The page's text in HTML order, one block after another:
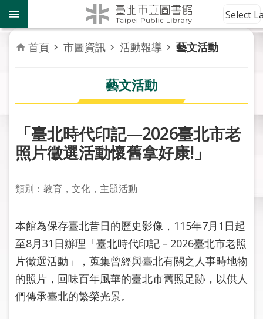
跳到主要內容區塊
到
館
資
訊
者
務
活
報
導
關
於
市
圖
線
Select
首頁 市圖資訊 活動報導 藝文活動
藝文活動
「臺北時代印記—2026臺北市老
照片徵選活動懷舊拿好康!」
類別：教育，文化，主題活動
本館為保存臺北昔日的歷史影像，115年7月1日起
至8月31日辦理「臺北時代印記－2026臺北市老照
片徵選活動」，蒐集曾經與臺北有關之人事時地物
的照片，回味百年風華的臺北市舊照足跡，以供人
們傳承臺北的繁榮光景。